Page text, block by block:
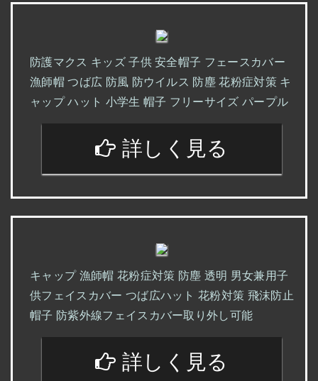
防護マクス キッズ 子供 安全帽子 フェースカバー
漁師帽 つば広 防風 防ウイルス 防塵 花粉症対策 キ
ャップ ハット 小学生 帽子 フリーサイズ パープル
詳しく見る
キャップ 漁師帽 花粉症対策 防塵 透明 男女兼用子
供フェイスカバー つば広ハット 花粉対策 飛沫防止
帽子 防紫外線フェイスカバー取り外し可能
詳しく見る